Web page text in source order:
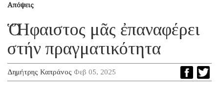
Απόψεις
Ὁ Ἥφαιστος μᾶς ἐπαναφέρει
στήν πραγματικότητα
Δημήτρης Καπράνος Φεβ 05, 2025